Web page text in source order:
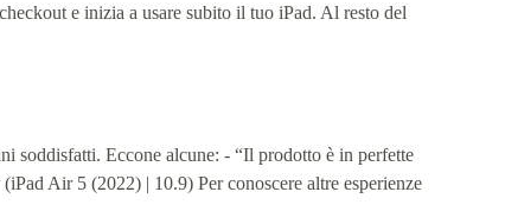
e inizia a usare subito il tuo iPad. Al resto del
soddisfatti. Eccone alcune: - “Il prodotto è in perfette
Air 5 (2022) | 10.9) Per conoscere altre esperienze